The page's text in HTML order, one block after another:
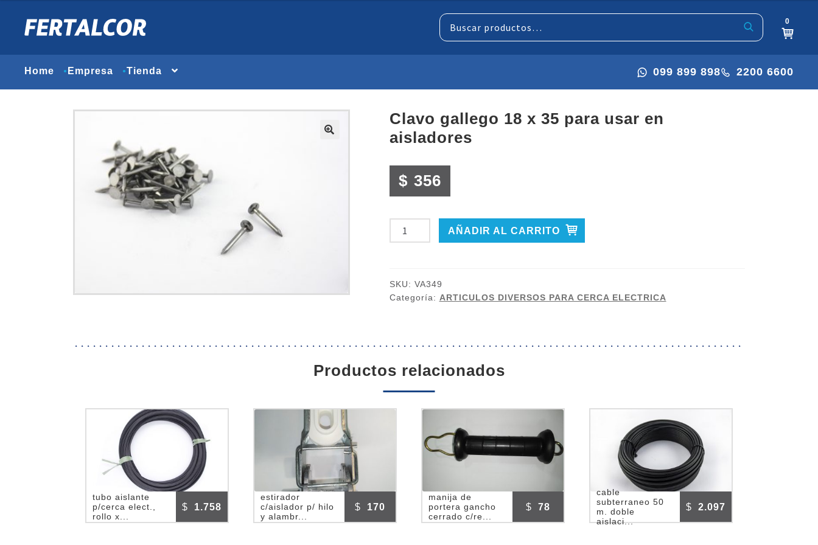
Buscar
por:
0
Home Empresa Tienda 099 899 898 2200 6600
clavo gallego 18 x 35 para usar en
aisladores
$ 356
CLAVO
GALLEGO
35
PARA
AISLADORES
cantidad
AÑADIR AL CARRITO
SKU: VA349
Categoría: ARTICULOS DIVERSOS PARA CERCA ELECTRICA
productos relacionados
tubo aislante
p/cerca elect.,
rollo x...
$ 1.758
estirador
c/aislador p/ hilo
y alambr...
$ 170
manija de
portera gancho
cerrado c/re...
$ 78
cable
subterraneo 50
m. doble
aislaci...
$ 2.097